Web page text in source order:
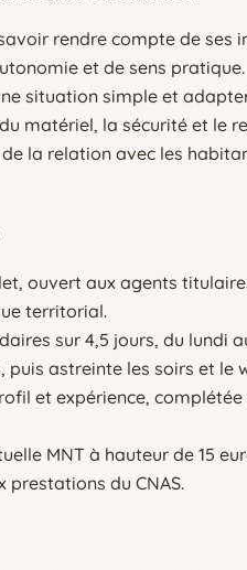
rendre compte de ses
et de sens pratique.
situation simple et
matériel, la sécurité et le
la relation avec les
ouvert aux agents
territorial.
sur 4,5 jours, du lundi
puis astreinte les soirs et
et expérience,
MNT à hauteur de 15
prestations du CNAS.